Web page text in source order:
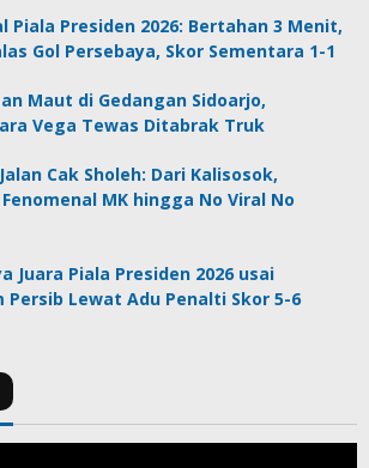
Piala Presiden 2026: Bertahan 3 Menit,
Gol Persebaya, Skor Sementara 1-1
Maut di Gedangan Sidoarjo,
Vega Tewas Ditabrak Truk
Cak Sholeh: Dari Kalisosok,
MK hingga No Viral No
Juara Piala Presiden 2026 usai
Persib Lewat Adu Penalti Skor 5-6